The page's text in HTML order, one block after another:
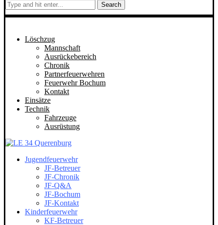
Search
Löschzug
Mannschaft
Ausrückebereich
Chronik
Partnerfeuerwehren
Feuerwehr Bochum
Kontakt
Einsätze
Technik
Fahrzeuge
Ausrüstung
Jugendfeuerwehr
JF-Betreuer
JF-Chronik
JF-Q&A
JF-Bochum
JF-Kontakt
Kinderfeuerwehr
KF-Betreuer